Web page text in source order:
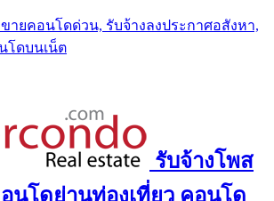
ายคอนโดด่วน, รับจ้างลงประกาศอสังหา,
โดบนเน็ต
รับจ้างโพส
นโดย่านท่องเที่ยว คอนโด